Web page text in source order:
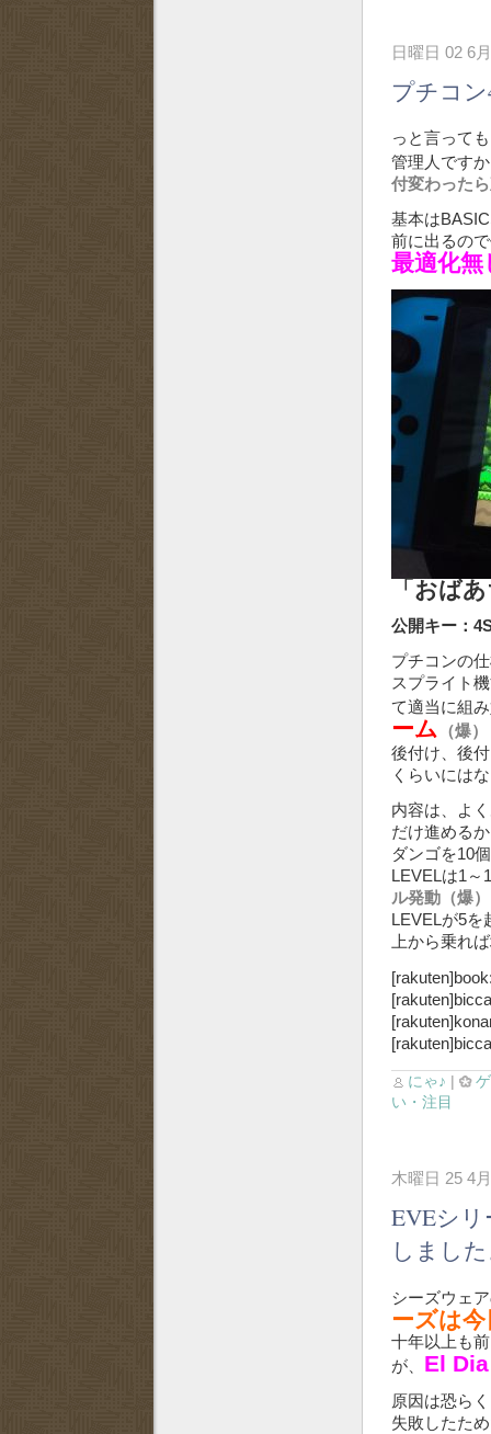
日曜日 02 6
プチコ
っと言って
管理人です
付変わった
基本は
前に出るの
最適化
「おば
公開キー：
プチコンの
スプライト
て適当に組
ーム
（爆）
後付け、後
くらいには
内容は、よ
だけ進める
ダンゴを10
LEVELは1～
ル発動（爆
LEVELが5を
上から乗れ
にゃ♪ |
い・注目
木曜日 25 4
EVEシリ
しまし
シーズウェ
ーズは
十年以上も
が、 El
原因は恐ら
失敗したた